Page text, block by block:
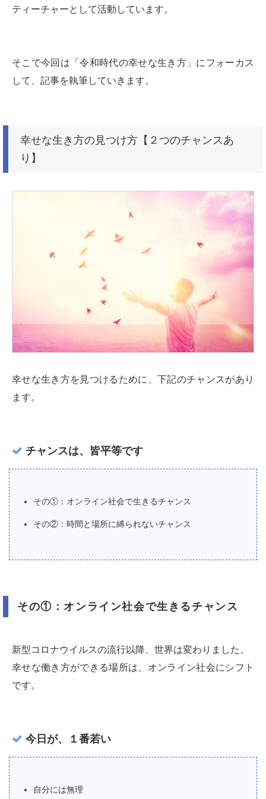
ティーチャーとして活動しています。
そこで今回は「令和時代の幸せな生き方」にフォーカス
して、記事を執筆していきます。
幸せな生き方の見つけ方【２つのチャンスあ
り】
幸せな生き方を見つけるために、下記のチャンスがあり
ます。
チャンスは、皆平等です
その①：オンライン社会で生きるチャンス
その②：時間と場所に縛られないチャンス
その①：オンライン社会で生きるチャンス
新型コロナウイルスの流行以降、世界は変わりました。
幸せな働き方ができる場所は、オンライン社会にシフト
です。
今日が、１番若い
自分には無理